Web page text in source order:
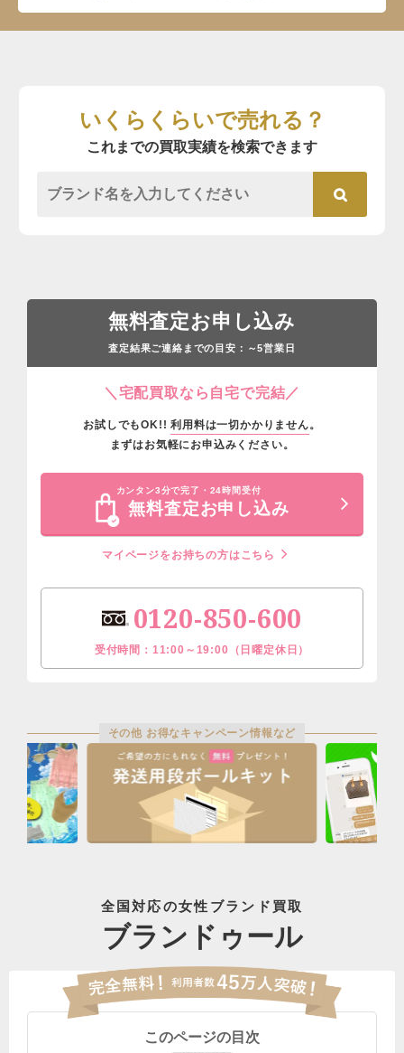
いくらくらいで売れる？
これまでの買取実績を検索できます
無料査定お申し込み
査定結果ご連絡までの目安： ～5営業日
＼宅配買取なら自宅で完結／
お試しでもOK!!利用料は一切かかりません。
まずはお気軽にお申込みください。
カンタン3分で完了・24時間受付
無料査定お申し込み
マイページをお持ちの方はこちら
0120-850-600
受付時間：11:00～19:00（日曜定休日）
その他 お得なキャンペーン情報など
全国対応の女性ブランド買取
ブランドゥール
このページの目次